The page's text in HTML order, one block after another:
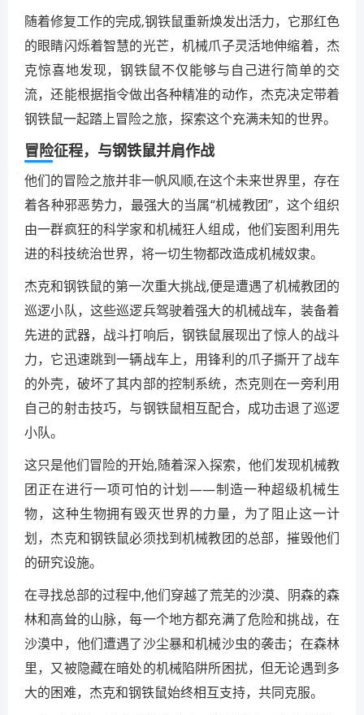
随着修复工作的完成,钢铁鼠重新焕发出活力，它那红色
的眼睛闪烁着智慧的光芒，机械爪子灵活地伸缩着，杰
克惊喜地发现，钢铁鼠不仅能够与自己进行简单的交
流，还能根据指令做出各种精准的动作，杰克决定带着
钢铁鼠一起踏上冒险之旅，探索这个充满未知的世界。
冒险征程，与钢铁鼠并肩作战
他们的冒险之旅并非一帆风顺,在这个未来世界里，存在
着各种邪恶势力，最强大的当属“机械教团”，这个组织
由一群疯狂的科学家和机械狂人组成，他们妄图利用先
进的科技统治世界，将一切生物都改造成机械奴隶。
杰克和钢铁鼠的第一次重大挑战,便是遭遇了机械教团的
巡逻小队，这些巡逻兵驾驶着强大的机械战车，装备着
先进的武器，战斗打响后，钢铁鼠展现出了惊人的战斗
力，它迅速跳到一辆战车上，用锋利的爪子撕开了战车
的外壳，破坏了其内部的控制系统，杰克则在一旁利用
自己的射击技巧，与钢铁鼠相互配合，成功击退了巡逻
小队。
这只是他们冒险的开始,随着深入探索，他们发现机械教
团正在进行一项可怕的计划——制造一种超级机械生
物，这种生物拥有毁灭世界的力量，为了阻止这一计
划，杰克和钢铁鼠必须找到机械教团的总部，摧毁他们
的研究设施。
在寻找总部的过程中,他们穿越了荒芜的沙漠、阴森的森
林和高耸的山脉，每一个地方都充满了危险和挑战，在
沙漠中，他们遭遇了沙尘暴和机械沙虫的袭击；在森林
里，又被隐藏在暗处的机械陷阱所困扰，但无论遇到多
大的困难，杰克和钢铁鼠始终相互支持，共同克服。